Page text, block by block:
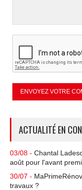
ACTUALITÉ EN
03/08 - Chantal
août pour l'avant
30/07 -
travaux ?